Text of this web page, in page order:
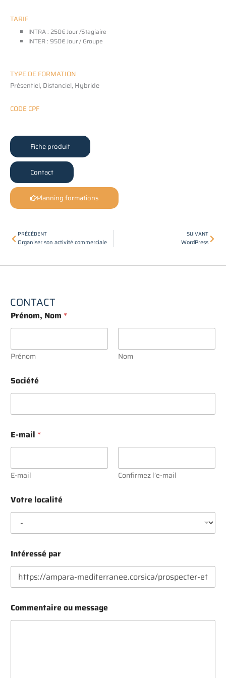
TARIF
INTRA : 250€ Jour /Stagiaire
INTER : 950€ Jour / Groupe
TYPE DE FORMATION
Présentiel, Distanciel, Hybride
CODE CPF
Fiche produit
Contact
Planning formations
Précédent
PRÉCÉDENT
Organiser son activité commerciale
SUIVANT
WordPress
CONTACT
Prénom, Nom *
Prénom Nom
Société
E-mail *
E-mail Confirmez l’e-mail
Votre localité
Intéressé par
I
n
Commentaire ou message